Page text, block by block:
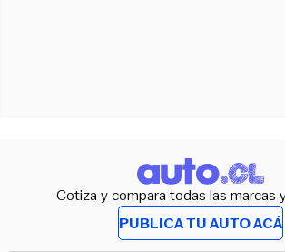
Cotiza y compara todas las marcas
PUBLICA TU AUTO ACÁ